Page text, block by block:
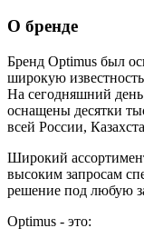
О бренде
Бренд Optimus был
широкую
На сегодняшний
оснащены десятки
всей России,
Широкий
высоким запросам
решение под любую
Optimus - это: